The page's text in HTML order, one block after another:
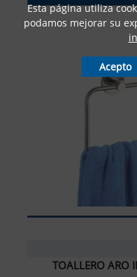
TOALLERO ARO
Esta página utiliza
podamos mejorar su
Acepto